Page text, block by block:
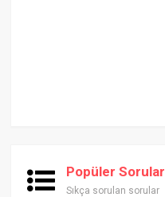
Popüler Sorular
Sıkça sorulan sorular